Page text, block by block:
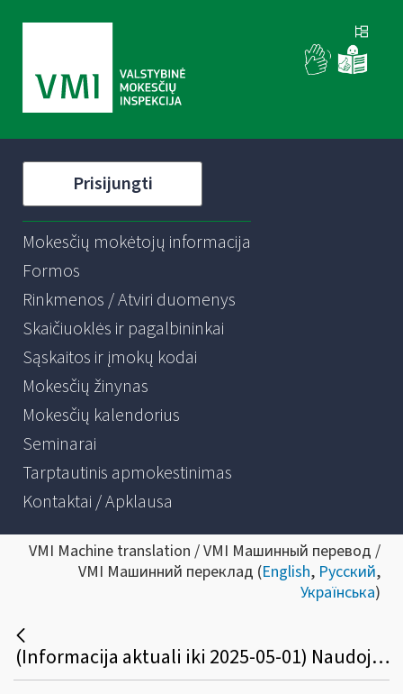
Prisijungti
Mokesčių mokėtojų informacija
Formos
Rinkmenos / Atviri duomenys
Skaičiuoklės ir pagalbininkai
Sąskaitos ir įmokų kodai
Mokesčių žinynas
Mokesčių kalendorius
Seminarai
Tarptautinis apmokestinimas
Kontaktai / Apklausa
VMI Machine translation / VMI Машинный перевод /
VMI Машинний переклад (English, Русский,
Українська)
(Informacija aktuali iki 2025-05-01) Naudojuosi Bolt, Booking, Airbnb, Facebook, Google ir panašių platformų teikiamomis automatizuotomis elektroninėmis paslaugomis